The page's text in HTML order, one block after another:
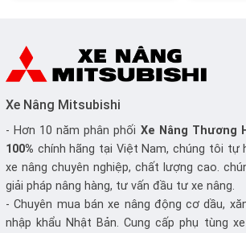
Xe Nâng Mitsubishi
- Hơn 10 năm phân phối Xe Nâng Thương
100% chính hãng tại Việt Nam, chúng tôi tự
xe nâng chuyên nghiệp, chất lượng cao.
giải pháp nâng hàng, tư vấn đầu tư xe nâng.
- Chuyên mua bán xe nâng động cơ dầu,
nhập khẩu Nhật Bản. Cung cấp phụ tùng